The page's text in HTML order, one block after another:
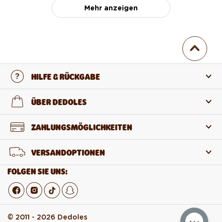
Mehr anzeigen
HILFE & RÜCKGABE
Kontaktiere uns
Rückgabe und Reklamation
Widerruf des Vertrags
ÜBER DEDOLES
Über uns
Großhandel
ZAHLUNGSMÖGLICHKEITEN
VERSANDOPTIONEN
FOLGEN SIE UNS:
© 2011 - 2026 Dedoles